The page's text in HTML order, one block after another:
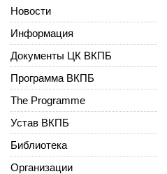
Новости
Информация
Документы ЦК ВКПБ
Программа ВКПБ
The Programme
Устав ВКПБ
Библиотека
Организации